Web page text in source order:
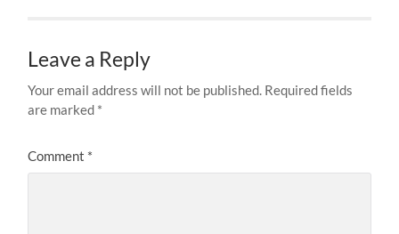
Leave a Reply
Your email address will not be published. Required fields
are marked *
Comment *